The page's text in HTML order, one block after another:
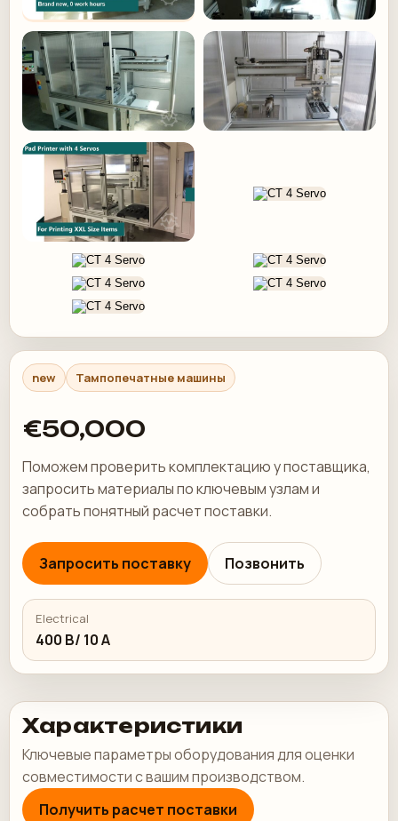
new Тампопечатные машины
€50,000
Поможем проверить комплектацию у поставщика,
запросить материалы по ключевым узлам и
собрать понятный расчет поставки.
Запросить поставку Позвонить
Electrical
400 В/ 10 А
Характеристики
Ключевые параметры оборудования для оценки
совместимости с вашим производством.
Получить расчет поставки